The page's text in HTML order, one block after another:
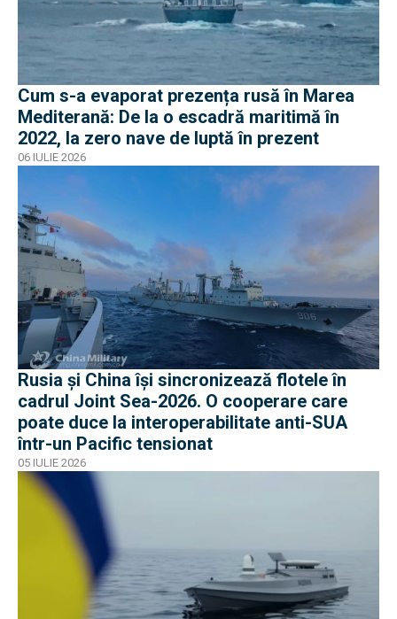
Cum s-a evaporat prezența rusă în Marea
Mediterană: De la o escadră maritimă în
2022, la zero nave de luptă în prezent
06 IULIE 2026
Rusia și China își sincronizează flotele în
cadrul Joint Sea-2026. O cooperare care
poate duce la interoperabilitate anti-SUA
într-un Pacific tensionat
05 IULIE 2026